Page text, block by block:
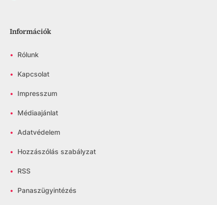
Információk
• Rólunk
• Kapcsolat
• Impresszum
• Médiaajánlat
• Adatvédelem
• Hozzászólás szabályzat
• RSS
• Panaszügyintézés